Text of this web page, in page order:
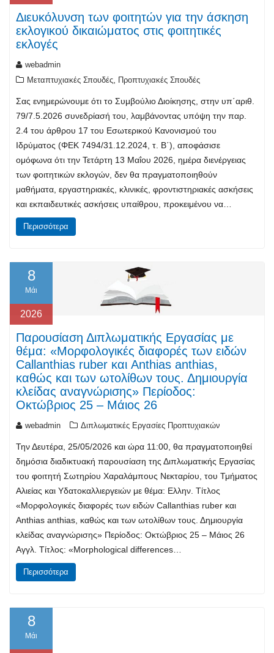
Διευκόλυνση των φοιτητών για την άσκηση
εκλογικού δικαιώματος στις φοιτητικές
εκλογές
webadmin
Μεταπτυχιακές Σπουδές
Προπτυχιακές Σπουδές
Σας ενημερώνουμε ότι το Συμβούλιο Διοίκησης, στην υπ΄αριθ.
79/7.5.2026 συνεδρίασή του, λαμβάνοντας υπόψη την παρ.
2.4 του άρθρου 17 του Εσωτερικού Κανονισμού του
Ιδρύματος (ΦΕΚ 7494/31.12.2024, τ. Β΄), αποφάσισε
ομόφωνα ότι την Τετάρτη 13 Μαΐου 2026, ημέρα διενέργειας
των φοιτητικών εκλογών, δεν θα πραγματοποιηθούν
μαθήματα, εργαστηριακές, κλινικές, φροντιστηριακές ασκήσεις
και εκπαιδευτικές ασκήσεις υπαίθρου, προκειμένου να…
Περισσότερα
8
Μάι
2026
Παρουσίαση Διπλωματικής Εργασίας με
θέμα: «Μορφολογικές διαφορές των ειδών
Callanthias ruber και Anthias anthias,
καθώς και των ωτολίθων τους. Δημιουργία
κλείδας αναγνώρισης» Περίοδος:
Οκτώβριος 25 – Μάιος 26
webadmin Διπλωματικές Εργασίες Προπτυχιακών
Την Δευτέρα, 25/05/2026 και ώρα 11:00, θα πραγματοποιηθεί
δημόσια διαδικτυακή παρουσίαση της Διπλωματικής Εργασίας
του φοιτητή Σωτηρίου Χαραλάμπους Νεκταρίου, του Τμήματος
Αλιείας και Υδατοκαλλιεργειών με θέμα: Ελλην. Τίτλος
«Μορφολογικές διαφορές των ειδών Callanthias ruber και
Anthias anthias, καθώς και των ωτολίθων τους. Δημιουργία
κλείδας αναγνώρισης» Περίοδος: Οκτώβριος 25 – Μάιος 26
Αγγλ. Τίτλος: «Morphological differences…
Περισσότερα
8
Μάι